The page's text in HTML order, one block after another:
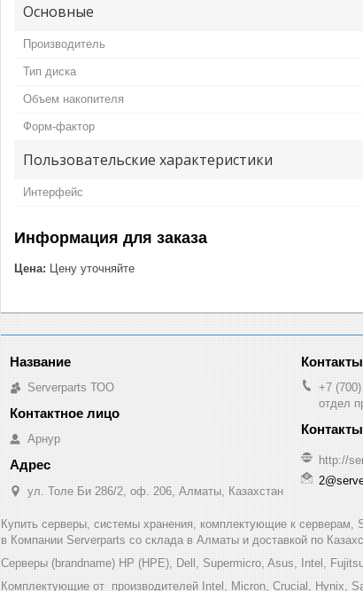
Основные
Производитель
Тип диска
Объем накопителя
Форм-фактор
Пользовательские характеристики
Интерфейс
Информация для заказа
Цена: Цену уточняйте
Serverparts ТОО
Арнур
ул. Толе Би 286/2, оф. 206, Алматы, Казахстан
+7
отдел
http://
Купить серверы, системы хранения, комплектующие к
в Компании Serverparts со склада в Алматы и доставкой по
Серверы (brandname) HP (HPE), Dell, Supermicro, Asus, Intel,
Комплектующие от производителей Intel, Micron, Crucial, Hynix,